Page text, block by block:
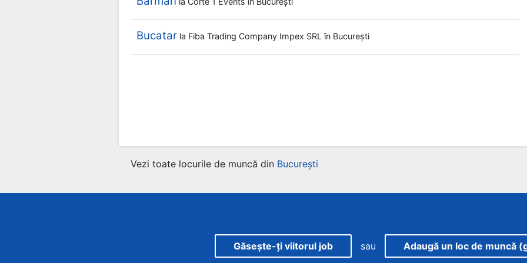
Bucatar la Fiba Trading Company Impex SRL în București
Vezi toate locurile de muncă din București
Găsește-ți viitorul job sau Adaugă un loc de muncă